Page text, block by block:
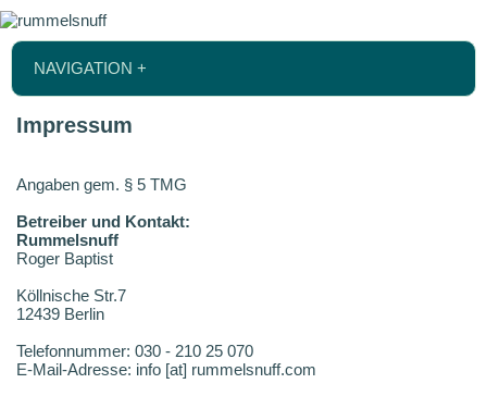
NAVIGATION +
Impressum
Angaben gem. § 5 TMG
Betreiber und Kontakt:
Rummelsnuff
Roger Baptist
Köllnische Str.7
12439 Berlin
Telefonnummer: 030 - 210 25 070
E-Mail-Adresse: info [at] rummelsnuff.com